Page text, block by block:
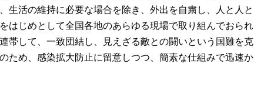
生活の維持に必要な場合を除き、外出を自粛し、人と人と
はじめとして全国各地のあらゆる現場で取り組んでおられ
帯して、一致団結し、見えざる敵との闘いという国難を克
ため、感染拡大防止に留意しつつ、簡素な仕組みで迅速か